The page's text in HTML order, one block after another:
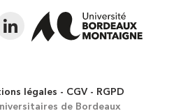
LinkedIn
légales CGV
RGPD
de Bordeaux